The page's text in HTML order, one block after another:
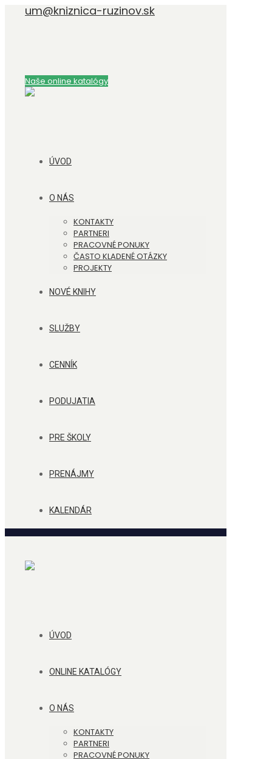
um@kniznica-ruzinov.sk
Naše online katalógy
ÚVOD
O NÁS
KONTAKTY
PARTNERI
PRACOVNÉ PONUKY
ČASTO KLADENÉ OTÁZKY
PROJEKTY
NOVÉ KNIHY
SLUŽBY
CENNÍK
PODUJATIA
PRE ŠKOLY
PRENÁJMY
KALENDÁR
ÚVOD
ONLINE KATALÓGY
O NÁS
KONTAKTY
PARTNERI
PRACOVNÉ PONUKY